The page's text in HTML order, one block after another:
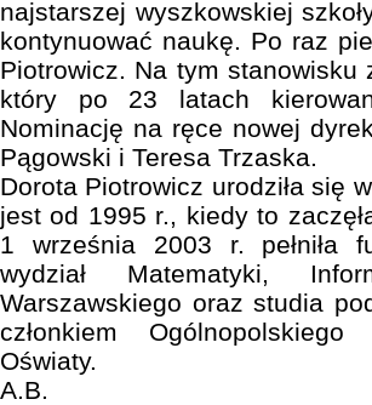
najstarszej wyszkowskiej
kontynuować naukę. Po raz
Piotrowicz. Na tym stanowisku
który po 23 latach
Nominację na ręce nowej
Pągowski i Teresa Trzaska.
Dorota Piotrowicz urodziła się
jest od 1995 r., kiedy to
1 września 2003 r. pełniła
wydział Matematyki,
Warszawskiego oraz studia
członkiem
Oświaty.
A.B.